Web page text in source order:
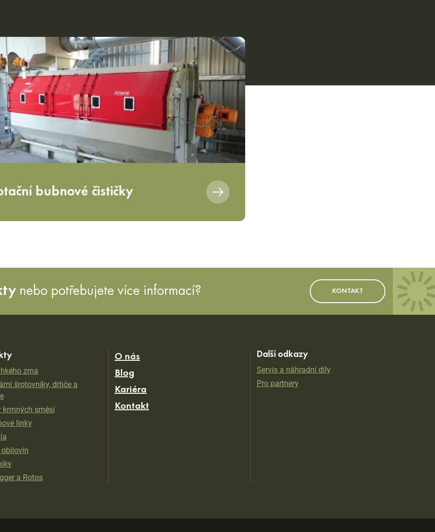
bubnové čističky
nebo potřebujete více informací? KONTAKT
zrna
šrotovníky, drtiče a
krmných směsí
linky
a Rotos
O nás
Blog
Kariéra
Kontakt
Další odkazy
Servis a náhradní díly
Pro partnery